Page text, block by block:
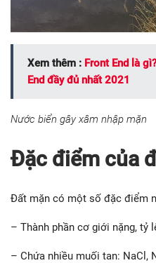
Xem thêm : Front End là
End đầy đủ nhất 2021
Nước biển gây xâm nhập mặn
Đặc điểm của
Đất mặn có một số đặc điểm
– Thành phần cơ giới nặng, tỷ
– Chứa nhiều muối tan: NaCl,